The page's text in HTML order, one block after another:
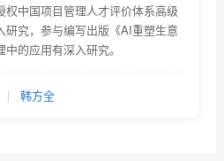
其详解
样题详解
样例及详解
中国项目管理人才评价体系高级
究，参与编写出版《AI重塑生意
的应用有深入研究。
| 韩方全